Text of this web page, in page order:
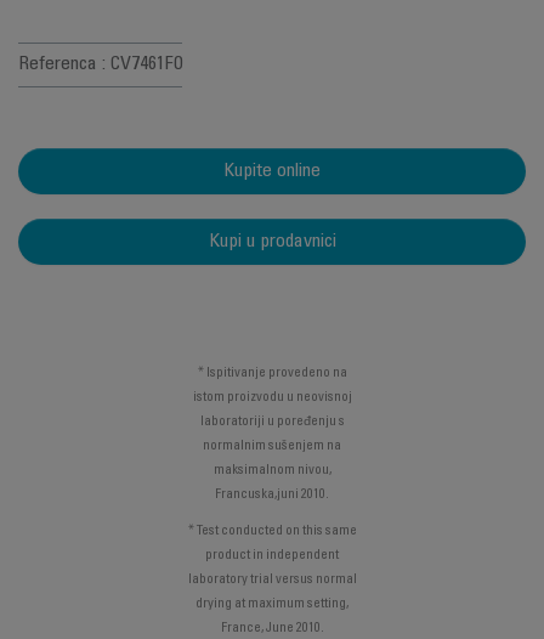
Referenca : CV7461F0
Kupite online
Kupi u prodavnici
* Ispitivanje provedeno na
istom proizvodu u neovisnoj
laboratoriji u poređenju s
normalnim sušenjem na
maksimalnom nivou,
Francuska,juni 2010.
* Test conducted on this same
product in independent
laboratory trial versus normal
drying at maximum setting,
France, June 2010.